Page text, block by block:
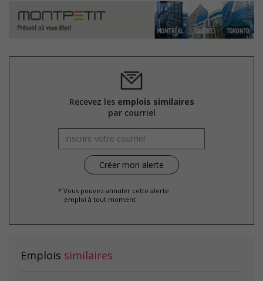
Recevez les emplois similaires
par courriel
* Vous pouvez annuler cette alerte
emploi à tout moment
Emplois similaires